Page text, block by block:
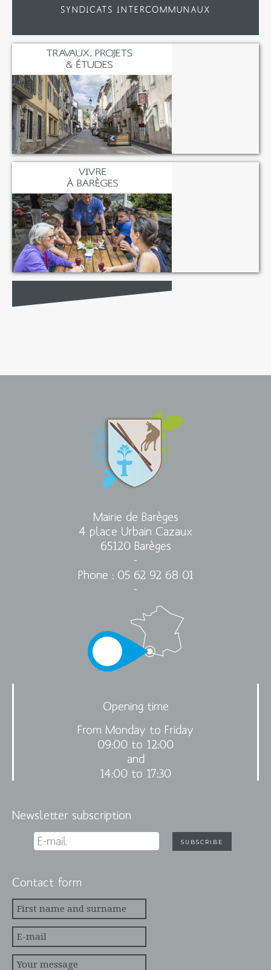
SYNDICATS INTERCOMMUNAUX
Mairie de Barèges
4 place Urbain Cazaux
65120 Barèges
-
Phone : 05 62 92 68 01
-
Opening time
From Monday to Friday
09:00 to 12:00
and
14:00 to 17:30
Newsletter subscription
Contact form